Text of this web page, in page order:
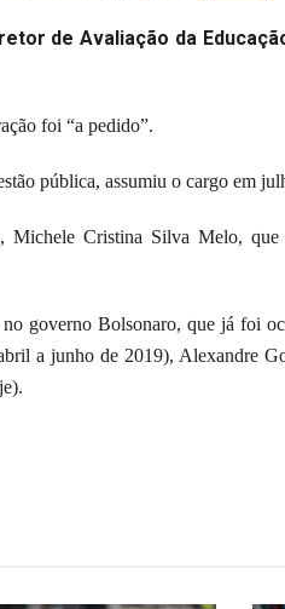
de Avaliação da
foi “a pedido”.
pública, assumiu o cargo em
Michele Cristina Silva Melo,
governo Bolsonaro, que já foi
a junho de 2019), Alexandre